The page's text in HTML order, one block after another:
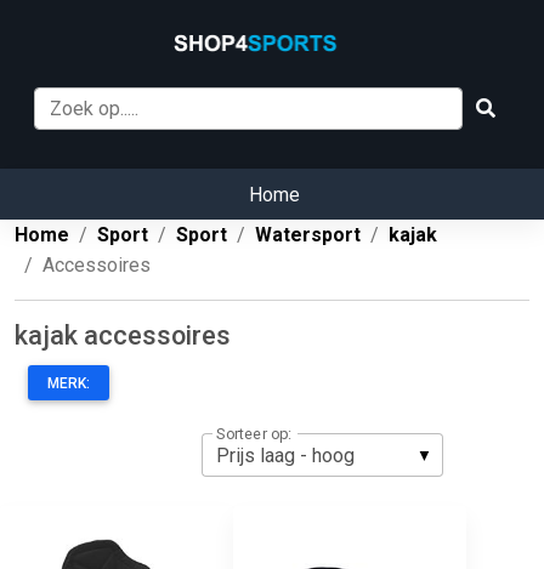
Home
Home
Sport Sport Watersport
kajak
Accessoires
kajak accessoires
MERK:
Sorteer op: